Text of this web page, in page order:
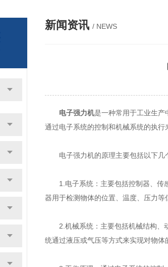
新闻资讯 / NEWS
电子强力机是一种常用于工业生产
通过电子系统的控制和机械系统的执行
电子强力机的原理主要包括以下几
1.电子系统：主要包括控制器、传感
器用于检测物体的位置、温度、压力等
2.机械系统：主要包括机械结构、动
统通过液压或气压等方式来实现对物体